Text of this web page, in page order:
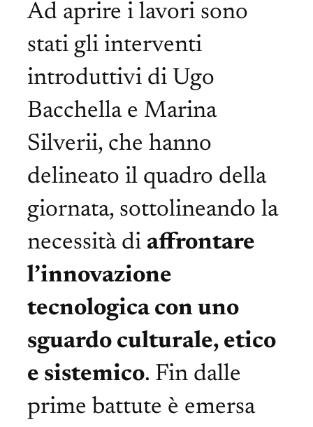
Ad aprire i lavori sono
stati gli interventi
introduttivi di Ugo
Bacchella e Marina
Silverii, che hanno
delineato il quadro della
giornata, sottolineando la
necessità di affrontare
l’innovazione
tecnologica con uno
sguardo culturale, etico
e sistemico. Fin dalle
prime battute è emersa